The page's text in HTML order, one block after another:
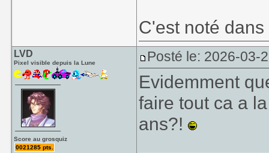
C'est noté
LVD
Pixel visible depuis la Lune
Score au grosquiz
0021285 pts.
Posté le: 2026-03-
Evidemment
faire tout ca a
ans?!